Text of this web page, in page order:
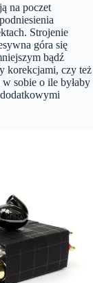
na poczet
Strojenie
góra się
bądź
korekcjami, czy też
sobie o ile byłaby